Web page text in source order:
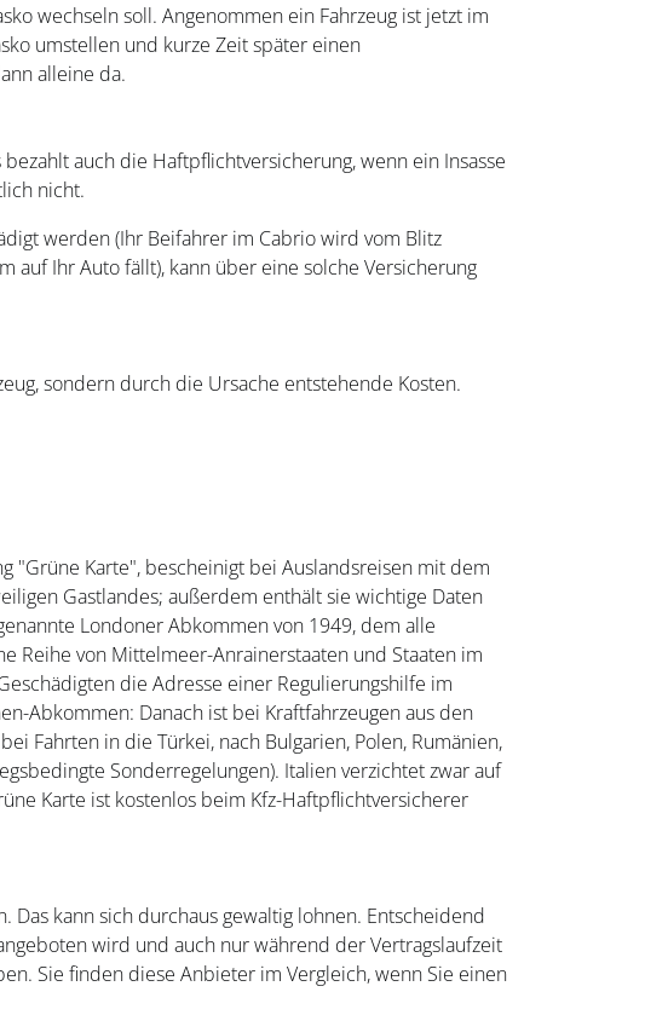
wechseln soll. Angenommen ein Fahrzeug ist jetzt im
umstellen und kurze Zeit später einen
alleine da.
auch die Haftpflichtversicherung, wenn ein Insasse
nicht.
werden (Ihr Beifahrer im Cabrio wird vom Blitz
auf Ihr Auto fällt), kann über eine solche Versicherung
sondern durch die Ursache entstehende Kosten.
"Grüne Karte", bescheinigt bei Auslandsreisen mit dem
Gastlandes; außerdem enthält sie wichtige Daten
Londoner Abkommen von 1949, dem alle
Reihe von Mittelmeer-Anrainerstaaten und Staaten im
die Adresse einer Regulierungshilfe im
Abkommen: Danach ist bei Kraftfahrzeugen aus den
Fahrten in die Türkei, nach Bulgarien, Polen, Rumänien,
Sonderregelungen). Italien verzichtet zwar auf
Karte ist kostenlos beim Kfz-Haftpflichtversicherer
kann sich durchaus gewaltig lohnen. Entscheidend
wird und auch nur während der Vertragslaufzeit
Sie finden diese Anbieter im Vergleich, wenn Sie einen